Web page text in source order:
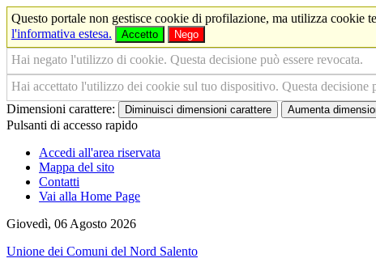
Questo portale non gestisce cookie di profilazione, ma utilizza cookie
l'informativa estesa.
Accetto Nego
Hai negato l'utilizzo di cookie. Questa decisione può essere revocata.
Hai accettato l'utilizzo dei cookie sul tuo dispositivo. Questa decisione
Dimensioni carattere: Diminuisci dimensioni carattere Aumenta
Pulsanti di accesso rapido
Accedi all'area riservata
Mappa del sito
Contatti
Vai alla Home Page
Giovedì, 06 Agosto 2026
Unione dei Comuni del Nord Salento